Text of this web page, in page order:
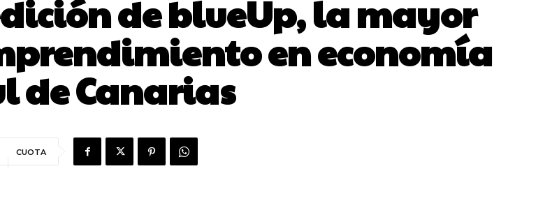
de blueUp, la mayor
en economía
de Canarias
CUOTA